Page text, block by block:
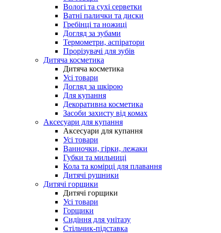
Вологі та сухі серветки
Ватні палички та диски
Гребінці та ножиці
Догляд за зубами
Термометри, аспіратори
Прорізувачі для зубів
Дитяча косметика
Дитяча косметика
Усі товари
Догляд за шкірою
Для купання
Декоративна косметика
Засоби захисту від комах
Аксесуари для купання
Аксесуари для купання
Усі товари
Ванночки, гірки, лежаки
Губки та мильниці
Кола та комірці для плавання
Дитячі рушники
Дитячі горщики
Дитячі горщики
Усі товари
Горщики
Сидіння для унітазу
Стільчик-підставка